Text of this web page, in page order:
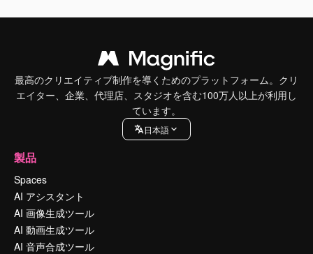
最高のクリエイティブ制作を導くためのプラットフォーム。クリ
エイター、企業、代理店、スタジオを含む100万人以上が利用し
ています。
日本語
製品
Spaces
AI アシスタント
AI 画像生成ツール
AI 動画生成ツール
AI 音声合成ツール